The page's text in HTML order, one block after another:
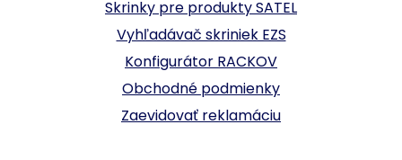
Skrinky pre produkty SATEL
Vyhľadávač skriniek EZS
Konfigurátor RACKOV
Obchodné podmienky
Zaevidovať reklamáciu